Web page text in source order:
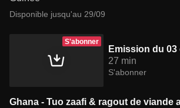
Disponible jusqu'au 29/09
S'abonner
Emission du 03
27 min
S'abonner
Ghana - Tuo zaafi & ragout de viande